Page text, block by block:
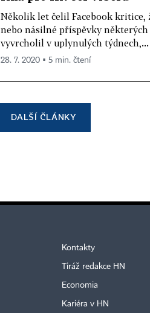
Několik let čelil Facebook kritice,
nebo násilné příspěvky
vyvrcholil v uplynulých týdnech,...
28. 7. 2020 ▪ 5 min. čtení
DALŠÍ ČLÁNKY
Kontakty
Tiráž redakce HN
Economia
Kariéra v HN